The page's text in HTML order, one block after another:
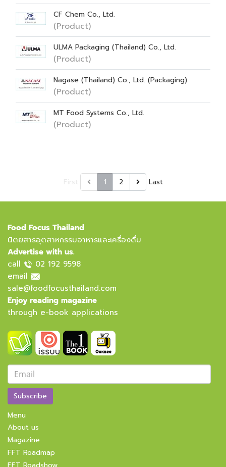
CF Chem Co., Ltd.
(Product)
ULMA Packaging (Thailand) Co., Ltd.
(Product)
Nagase (Thailand) Co., Ltd. (Packaging)
(Product)
MT Food Systems Co., Ltd.
(Product)
1 2 Last
Food Focus Thailand
นิตยสารอุตสาหกรรมอาหารและเครื่องดื่ม
Advertise with us.
call
02 192 9598
email
sale@foodfocusthailand.com
Enjoy reading magazine
through e-book applications
Subscribe
Menu
About us
Magazine
FFT Roadmap